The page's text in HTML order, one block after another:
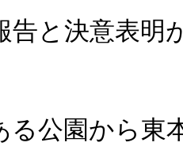
告と決意表
公園から東